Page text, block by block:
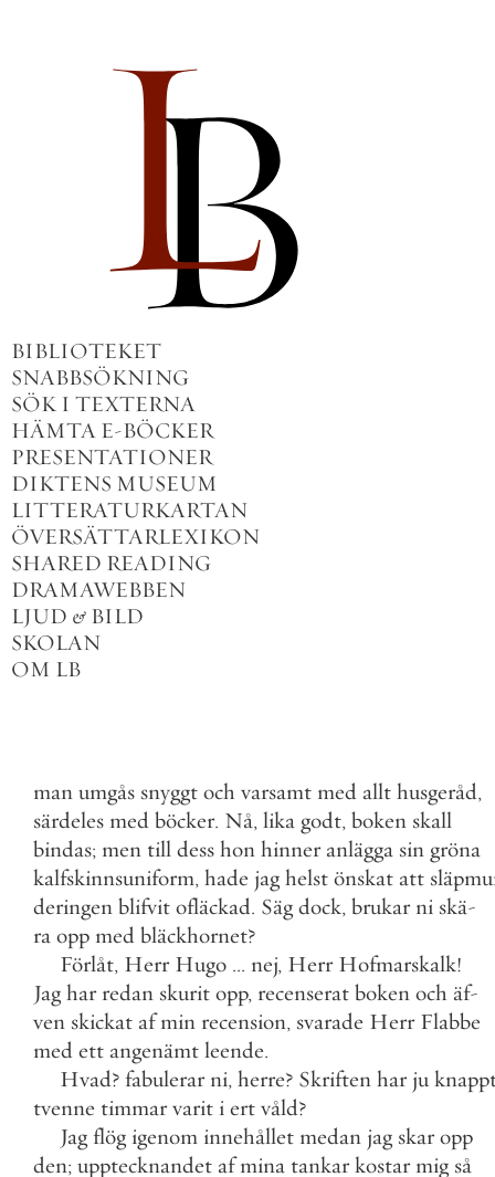
BIBLIOTEKET
SNABBSÖKNING
SÖK I TEXTERNA
HÄMTA E-BÖCKER
PRESENTATIONER
DIKTENS MUSEUM
LITTERATURKARTAN
ÖVERSÄTTARLEXIKON
SHARED READING
DRAMAWEBBEN
LJUD & BILD
SKOLAN
OM LB
man umgås snyggt och varsamt med allt husgeråd,
särdeles med böcker. Nå, lika godt, boken skall
bindas; men till dess hon hinner anlägga sin gröna
kalfskinnsuniform, hade jag helst önskat att
deringen blifvit ofläckad. Säg dock, brukar ni skä-
ra opp med bläckhornet?
Förlåt, Herr Hugo ... nej, Herr Hofmarskalk!
Jag har redan skurit opp, recenserat boken och äf-
ven skickat af min recension, svarade Herr Flabbe
med ett angenämt leende.
Hvad? fabulerar ni, herre? Skriften har ju
tvenne timmar varit i ert våld?
Jag flög igenom innehållet medan jag skar opp
den; upptecknandet af mina tankar kostar mig så